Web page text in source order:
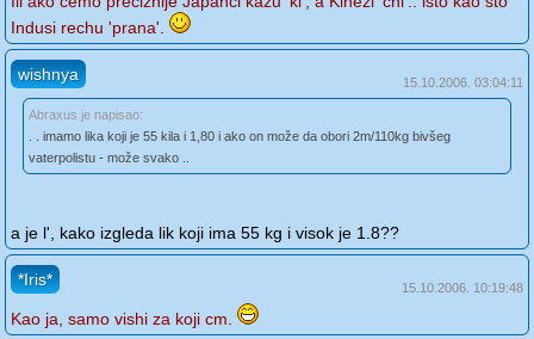
Indusi rechu 'prana'.
wishnya 15.10.2006. 03:04:11
Abraxus je napisao:
. . imamo lika koji je 55 kila i 1,80 i ako on može da obori 2m/110kg bivšeg
vaterpolistu - može svako ..
a je l', kako izgleda lik koji ima 55 kg i visok je 1.8??
*Iris* 15.10.2006. 10:19:48
Kao ja, samo vishi za koji cm.